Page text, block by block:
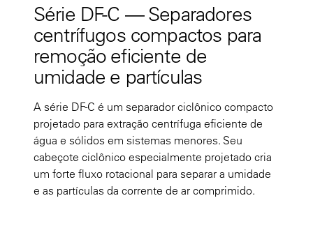
Série DF-C — Separadores
centrífugos compactos para
remoção eficiente de
umidade e partículas
A série DF-C é um separador ciclônico compacto
projetado para extração centrífuga eficiente de
água e sólidos em sistemas menores. Seu
cabeçote ciclônico especialmente projetado cria
um forte fluxo rotacional para separar a umidade
e as partículas da corrente de ar comprimido.